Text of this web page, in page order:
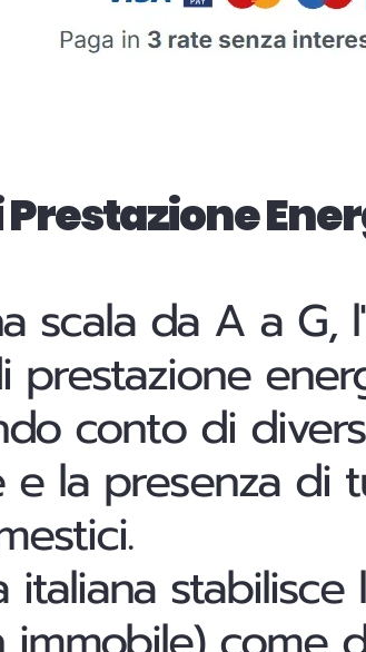
scala da A a G,
prestazione
conto di
e la presenza
italiana stabilisce